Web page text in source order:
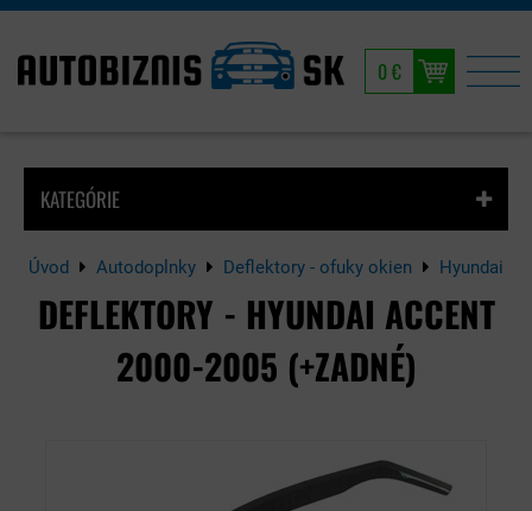
0 €
KATEGÓRIE
Úvod Autodoplnky Deflektory - ofuky okien Hyundai
DEFLEKTORY - HYUNDAI ACCENT
2000-2005 (+ZADNÉ)